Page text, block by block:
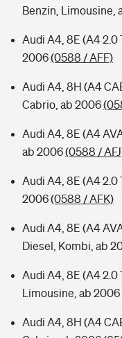
Benzin, Limousine,
Audi A4, 8E (A4 2.0
2006(0588 / AFF)
Audi A4, 8H (A4
Cabrio, ab 2006
Audi A4, 8E (A4
ab 2006(0588 /
Audi A4, 8E (A4 2.0
2006(0588 / AFK)
Audi A4, 8E (A4
Diesel, Kombi, ab
Audi A4, 8E (A4 2.0
Limousine, ab 2006
Audi A4, 8H (A4